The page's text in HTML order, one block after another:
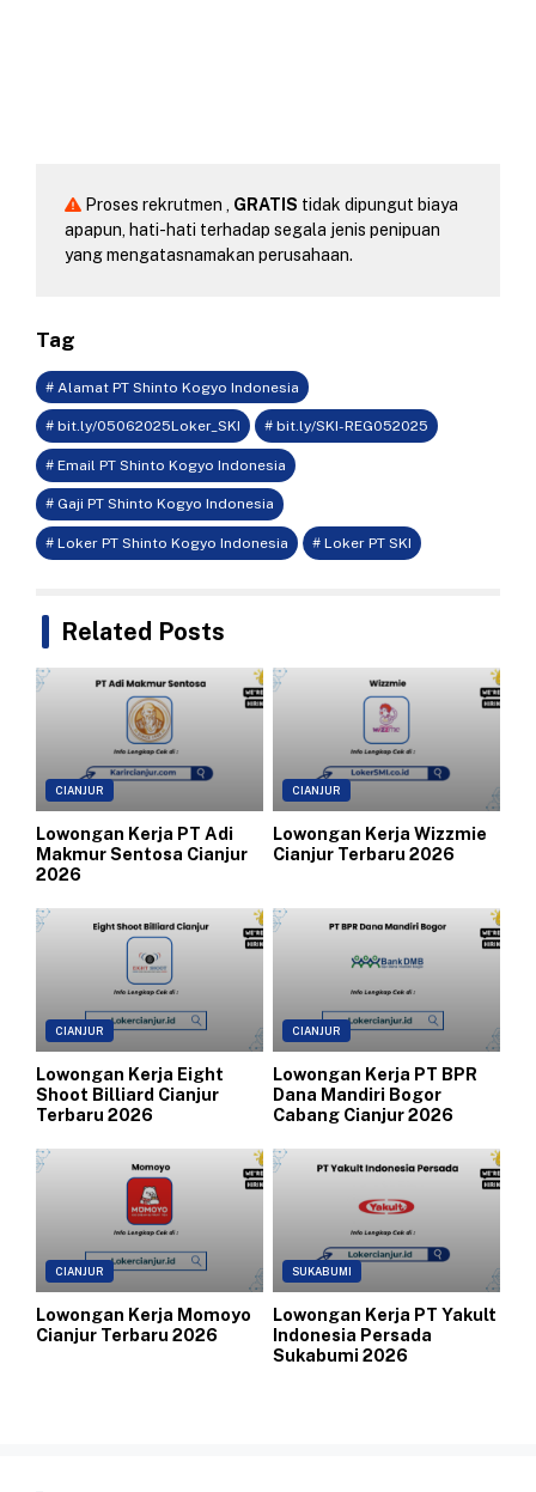
Proses rekrutmen , GRATIS tidak dipungut biaya
apapun, hati-hati terhadap segala jenis penipuan
yang mengatasnamakan perusahaan.
Tag
# Alamat PT Shinto Kogyo Indonesia
# bit.ly/05062025Loker_SKI # bit.ly/SKI-REG052025
# Email PT Shinto Kogyo Indonesia
# Gaji PT Shinto Kogyo Indonesia
# Loker PT Shinto Kogyo Indonesia # Loker PT SKI
Related Posts
CIANJUR
Lowongan Kerja PT Adi
Makmur Sentosa Cianjur
2026
CIANJUR
Lowongan Kerja Wizzmie
Cianjur Terbaru 2026
CIANJUR
Lowongan Kerja Eight
Shoot Billiard Cianjur
Terbaru 2026
CIANJUR
Lowongan Kerja PT BPR
Dana Mandiri Bogor
Cabang Cianjur 2026
CIANJUR
Lowongan Kerja Momoyo
Cianjur Terbaru 2026
SUKABUMI
Lowongan Kerja PT Yakult
Indonesia Persada
Sukabumi 2026